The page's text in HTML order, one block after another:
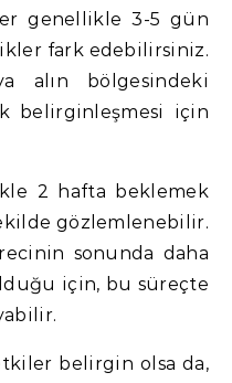
genellikle 3-5 gün
fark edebilirsiniz.
alın bölgesindeki
belirginleşmesi için
2 hafta beklemek
gözlemlenebilir.
sonunda daha
için, bu süreçte
belirgin olsa da,